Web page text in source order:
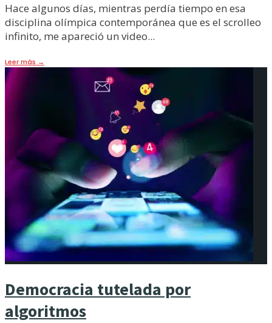
Hace algunos días, mientras perdía tiempo en esa
disciplina olímpica contemporánea que es el scrolleo
infinito, me apareció un video...
Leer más →
Democracia tutelada por
algoritmos